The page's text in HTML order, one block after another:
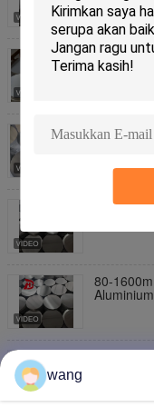
berbagai
berbagai
mulai
80-
wang